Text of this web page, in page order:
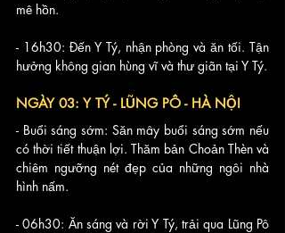
mê hồn.
- 16h30: Đến Y Tý, nhận phòng và ăn tối. Tận
hưởng không gian hùng vĩ và thư giãn tại Y Tý.
NGÀY 03: Y TÝ - LŨNG PÔ - HÀ NỘI
- Buổi sáng sớm: Săn mây buổi sáng sớm nếu
có thời tiết thuận lợi. Thăm bản Choản Thèn và
chiêm ngưỡng nét đẹp của những ngôi nhà
hình nấm.
- 06h30: Ăn sáng và rời Y Tý, trải qua Lũng Pô